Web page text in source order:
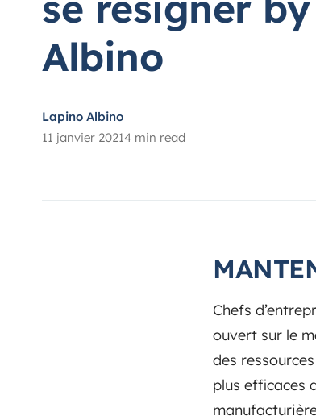
Albino
Lapino Albino
11 janvier 20214 min read
Chefs
ouvert sur le
des
plus efficaces